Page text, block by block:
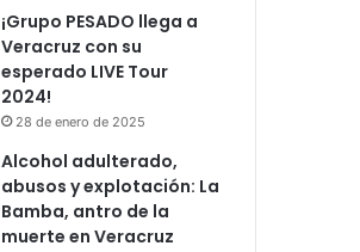
¡Grupo PESADO llega a
Veracruz con su
esperado LIVE Tour
2024!
28 de enero de 2025
Alcohol adulterado,
abusos y explotación: La
Bamba, antro de la
muerte en Veracruz